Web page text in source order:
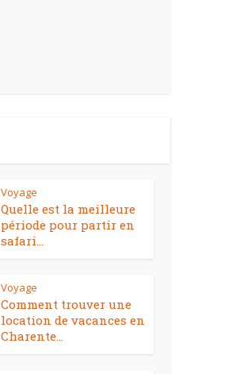
Voyage
Quelle est la meilleure
période pour partir en
safari...
Voyage
Comment trouver une
location de vacances en
Charente...